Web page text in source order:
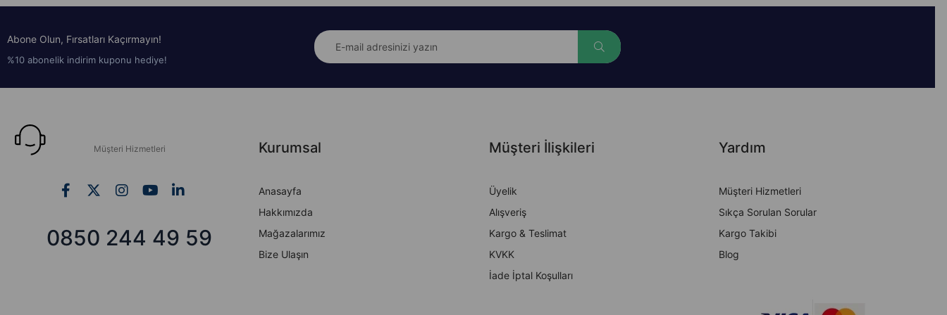
Abone Olun, Fırsatları Kaçırmayın!
%10 abonelik indirim kuponu hediye!
Müşteri Hizmetleri
0850 244 49 59
Kurumsal
Anasayfa
Hakkımızda
Mağazalarımız
Bize Ulaşın
Müşteri İlişkileri
Üyelik
Alışveriş
Kargo & Teslimat
KVKK
İade İptal Koşulları
Yardım
Müşteri Hizmetleri
Sıkça Sorulan Sorular
Kargo Takibi
Blog